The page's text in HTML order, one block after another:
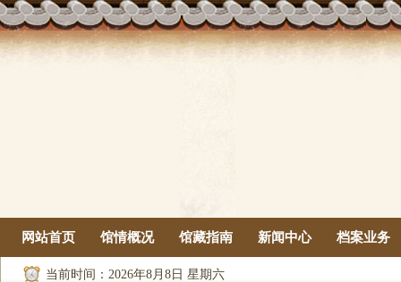
网站首页 馆情概况 馆藏指南 新闻中心 档案业务
当前时间： 2026年8月8日 星期六